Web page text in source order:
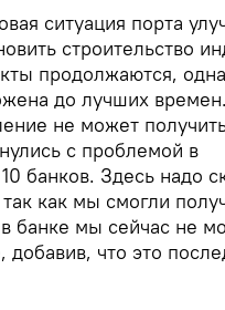
ситуация порта
строительство
продолжаются,
до лучших
не может
с проблемой в
банков. Здесь надо
как мы смогли
банке мы сейчас не
что это